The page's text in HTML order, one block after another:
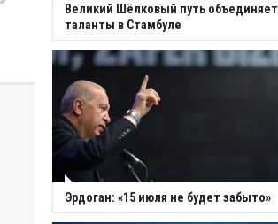
Великий Шёлковый путь объединяет
таланты в Стамбуле
Эрдоган: «15 июля не будет забыто»